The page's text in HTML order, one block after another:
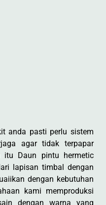
anda pasti perlu sistem
agar tidak terpapar
itu Daun pintu hermetic
lapisan timbal dengan
dengan kebutuhan
kami memproduksi
dengan warna yang